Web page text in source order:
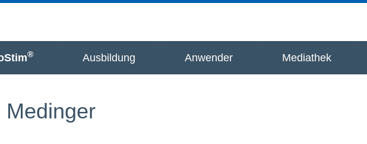
® Ausbildung Anwender Mediathek
Medinger